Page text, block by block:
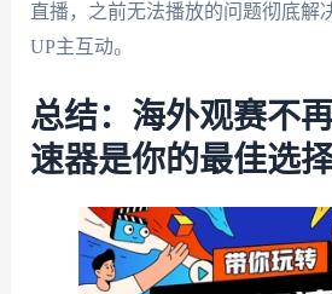
直播，之前无法播放的问题彻底解
UP主互动。
总结：海外观赛不
速器是你的最佳选